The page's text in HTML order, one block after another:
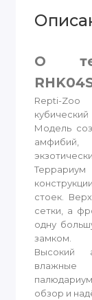
О
Repti-
Модель
стоек.
сетки, а
одну
замком.
Высокий
обзор и